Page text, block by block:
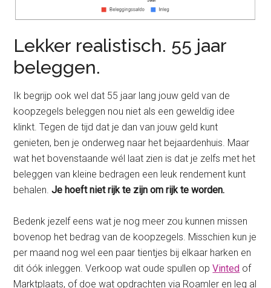
Lekker realistisch. 55 jaar
beleggen.
Ik begrijp ook wel dat 55 jaar lang jouw geld van de
koopzegels beleggen nou niet als een geweldig idee
klinkt. Tegen de tijd dat je dan van jouw geld kunt
genieten, ben je onderweg naar het bejaardenhuis. Maar
wat het bovenstaande wél laat zien is dat je zelfs met het
beleggen van kleine bedragen een leuk rendement kunt
behalen.Je hoeft niet rijk te zijn om rijk te worden.
Bedenk jezelf eens wat je nog meer zou kunnen missen
bovenop het bedrag van de koopzegels. Misschien kun je
per maand nog wel een paar tientjes bij elkaar harken en
dit óók inleggen. Verkoop wat oude spullen opVinted of
Marktplaats, of doe wat opdrachten via Roamler en leg al